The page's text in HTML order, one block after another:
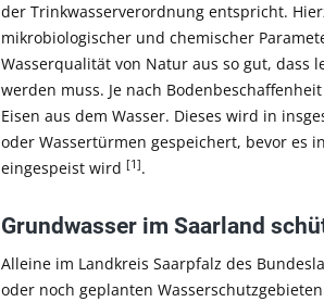
der Trinkwasserverordnung entspricht.
mikrobiologischer und chemischer
Wasserqualität von Natur aus so gut,
werden muss. Je nach
Eisen aus dem Wasser. Dieses wird in
oder Wassertürmen gespeichert, bevor es
eingespeist wird [1].
Grundwasser im Saarland
Alleine im Landkreis Saarpfalz des
oder noch geplanten